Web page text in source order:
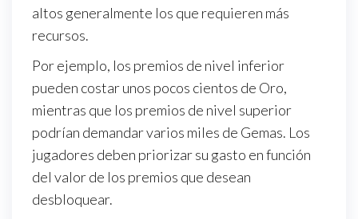
altos generalmente los que requieren más
recursos.
Por ejemplo, los premios de nivel inferior
pueden costar unos pocos cientos de Oro,
mientras que los premios de nivel superior
podrían demandar varios miles de Gemas. Los
jugadores deben priorizar su gasto en función
del valor de los premios que desean
desbloquear.